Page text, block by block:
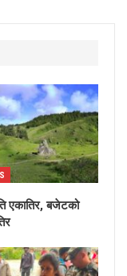
एकातिर, बजेटको